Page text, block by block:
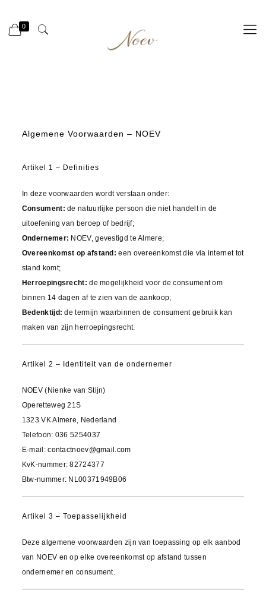
0
Algemene Voorwaarden – NOEV
Artikel 1 – Definities
In deze voorwaarden wordt verstaan onder:
Consument: de natuurlijke persoon die niet handelt in de
uitoefening van beroep of bedrijf;
Ondernemer: NOEV, gevestigd te Almere;
Overeenkomst op afstand: een overeenkomst die via internet tot
stand komt;
Herroepingsrecht: de mogelijkheid voor de consument om
binnen 14 dagen af te zien van de aankoop;
Bedenktijd: de termijn waarbinnen de consument gebruik kan
maken van zijn herroepingsrecht.
Artikel 2 – Identiteit van de ondernemer
NOEV (Nienke van Stijn)
Operetteweg 21S
1323 VK Almere, Nederland
Telefoon: 036 5254037
E-mail:contactnoev@gmail.com
KvK-nummer: 82724377
Btw-nummer: NL00371949B06
Artikel 3 – Toepasselijkheid
Deze algemene voorwaarden zijn van toepassing op elk aanbod
van NOEV en op elke overeenkomst op afstand tussen
ondernemer en consument.